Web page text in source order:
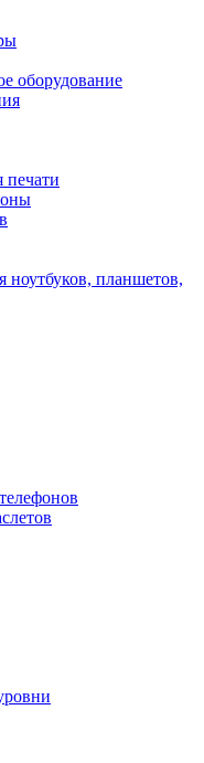
оборудование
печати
ноутбуков, планшетов,